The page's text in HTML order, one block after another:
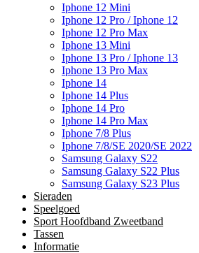
Iphone 12 Mini
Iphone 12 Pro / Iphone 12
Iphone 12 Pro Max
Iphone 13 Mini
Iphone 13 Pro / Iphone 13
Iphone 13 Pro Max
Iphone 14
Iphone 14 Plus
Iphone 14 Pro
Iphone 14 Pro Max
Iphone 7/8 Plus
Iphone 7/8/SE 2020/SE 2022
Samsung Galaxy S22
Samsung Galaxy S22 Plus
Samsung Galaxy S23 Plus
Sieraden
Speelgoed
Sport Hoofdband Zweetband
Tassen
Informatie